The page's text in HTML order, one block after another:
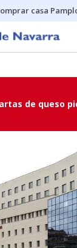
casa
de queso